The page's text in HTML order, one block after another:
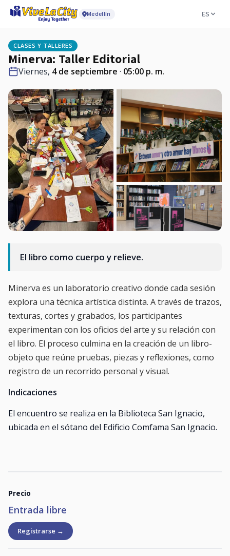
Medellín ES
CLASES Y TALLERES
Minerva: Taller Editorial
Viernes, 4 de septiembre · 05:00 p. m.
El libro como cuerpo y relieve.
Minerva es un laboratorio creativo donde cada sesión
explora una técnica artística distinta. A través de trazos,
texturas, cortes y grabados, los participantes
experimentan con los oficios del arte y su relación con
el libro. El proceso culmina en la creación de un libro-
objeto que reúne pruebas, piezas y reflexiones, como
registro de un recorrido personal y visual.
Indicaciones
El encuentro se realiza en la Biblioteca San Ignacio,
ubicada en el sótano del Edificio Comfama San Ignacio.
Precio
Entrada libre
Registrarse →